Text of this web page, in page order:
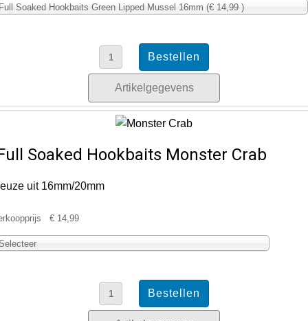
Soaked Hookbaits Green Lipped Mussel 16mm (€ 14,99 )
Artikelgegevens
Soaked Hookbaits Monster Crab
uit 16mm/20mm
€ 14,99